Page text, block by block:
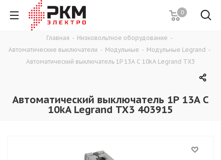
0
Главная - Низковольтное оборудование -
Автоматические выключатели - Модульные - Модульные Legrand -
Автоматический выключатель 1P 13A C 10kA Legrand TX3
Автоматический выключатель 1P 13A C
10kA Legrand TX3 403915